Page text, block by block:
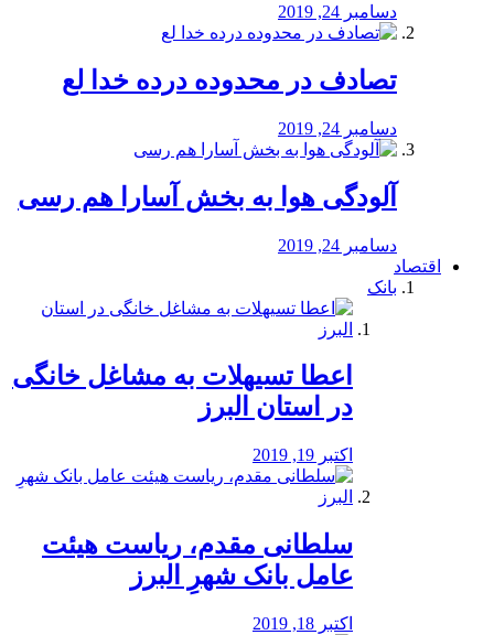
دسامبر 24, 2019
تصادف در محدوده درده خدا لع
دسامبر 24, 2019
آلودگی هوا به بخش آسارا هم رسی
دسامبر 24, 2019
اقتصاد
بانک
️اعطا تسیهلات به مشاغل خانگی
در استان البرز
اکتبر 19, 2019
سلطانی مقدم، ریاست هیئت
عامل بانک شهرِ البرز
اکتبر 18, 2019